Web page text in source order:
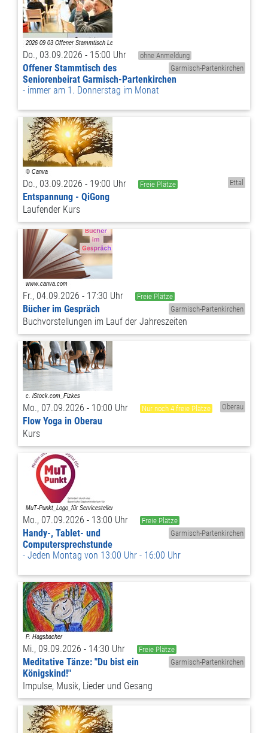
Do., 03.09.2026 - 15:00 Uhr
ohne Anmeldung
Garmisch-Partenkirchen
Offener Stammtisch des
Seniorenbeirat Garmisch-Partenkirchen
immer am 1. Donnerstag im Monat
Do., 03.09.2026 - 19:00 Uhr Freie Plätze Ettal
Entspannung - QiGong
Laufender Kurs
Fr., 04.09.2026 - 17:30 Uhr
Freie Plätze
Garmisch-Partenkirchen
Bücher im Gespräch
Buchvorstellungen im Lauf der Jahreszeiten
Mo., 07.09.2026 - 10:00 Uhr Nur noch 4 freie Plätze Oberau
Flow Yoga in Oberau
Kurs
Mo., 07.09.2026 - 13:00 Uhr
Freie Plätze
Garmisch-Partenkirchen
Handy-, Tablet- und
Computersprechstunde
Jeden Montag von 13:00 Uhr - 16:00 Uhr
Mi., 09.09.2026 - 14:30 Uhr
Freie Plätze
Garmisch-Partenkirchen
Meditative Tänze: "Du bist ein
Königskind!"
Impulse, Musik, Lieder und Gesang